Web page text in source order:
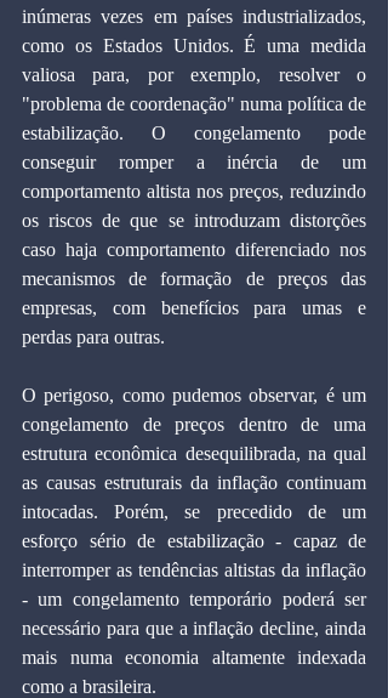
inúmeras vezes em países industrializados,
como os Estados Unidos. É uma medida
valiosa para, por exemplo, resolver o
"problema de coordenação" numa política de
estabilização. O congelamento pode
conseguir romper a inércia de um
comportamento altista nos preços, reduzindo
os riscos de que se introduzam distorções
caso haja comportamento diferenciado nos
mecanismos de formação de preços das
empresas, com benefícios para umas e
perdas para outras.
O perigoso, como pudemos observar, é um
congelamento de preços dentro de uma
estrutura econômica desequilibrada, na qual
as causas estruturais da inflação continuam
intocadas. Porém, se precedido de um
esforço sério de estabilização - capaz de
interromper as tendências altistas da inflação
- um congelamento temporário poderá ser
necessário para que a inflação decline, ainda
mais numa economia altamente indexada
como a brasileira.